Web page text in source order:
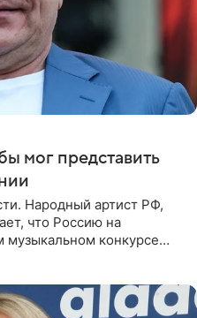
мог представить
Народный артист РФ,
что Россию на
конкурсе